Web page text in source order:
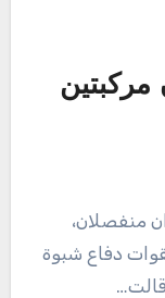
مركبتين
دفاع شبوة